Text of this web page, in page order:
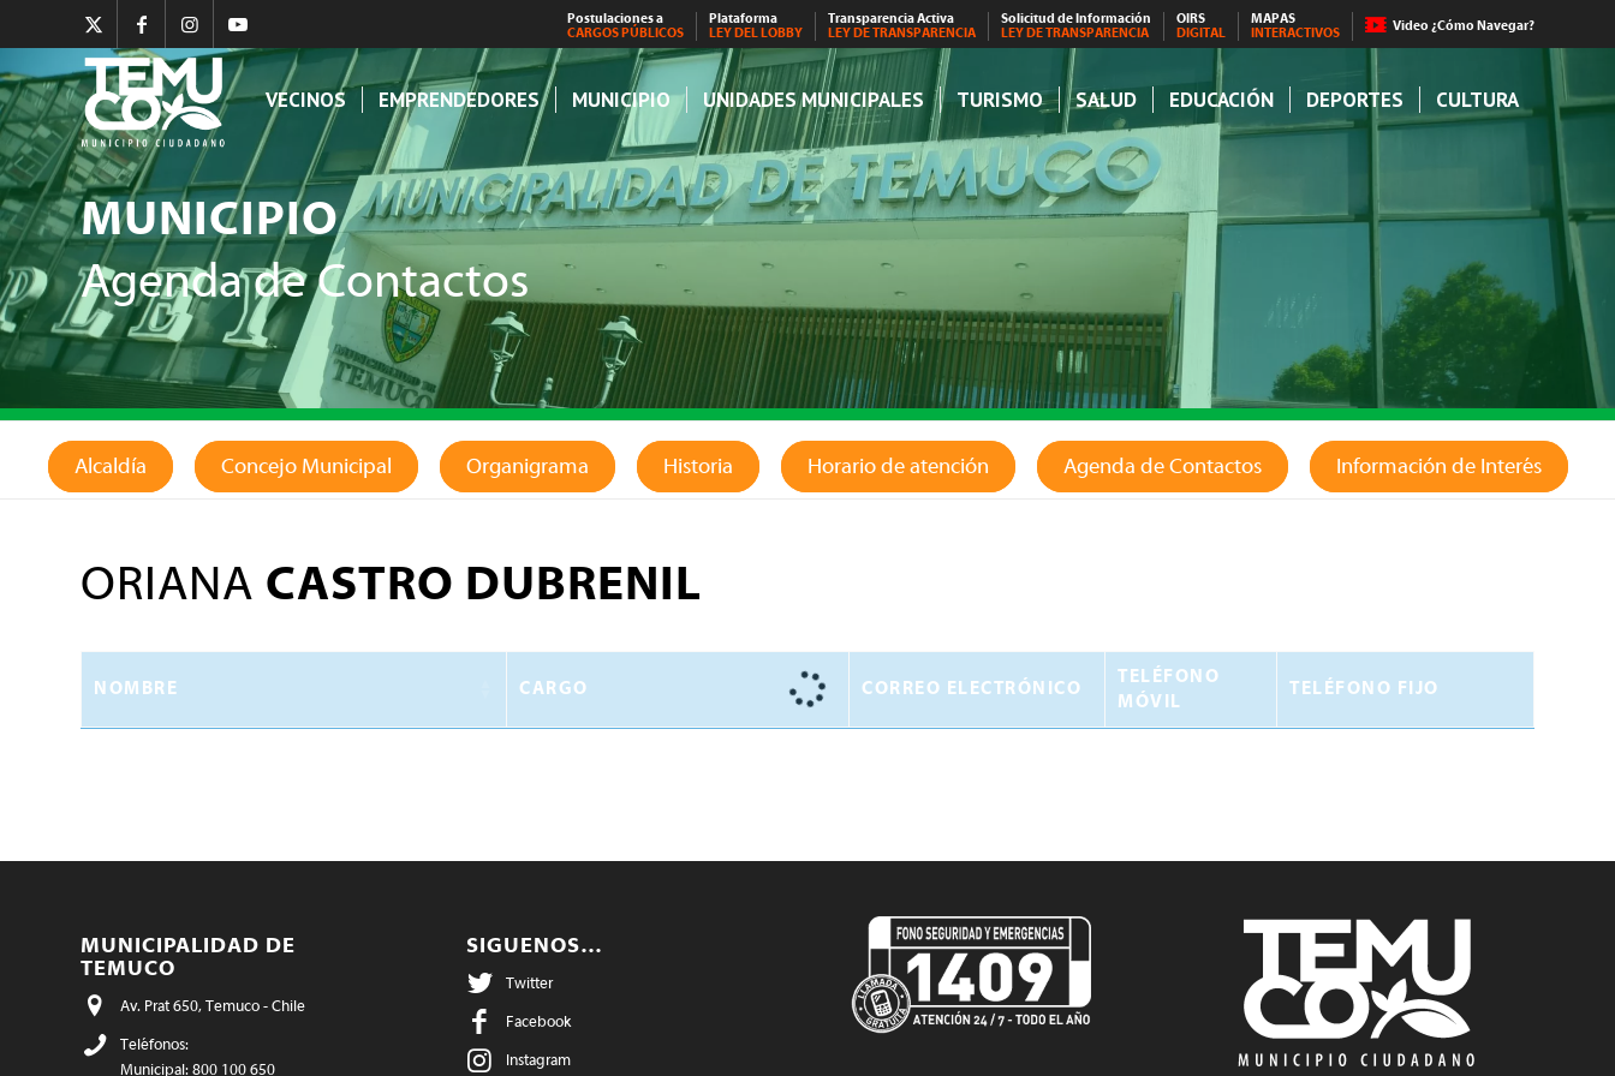
Postulaciones a
CARGOS PÚBLICOS
Plataforma
LEY DEL LOBBY
Transparencia Activa
LEY DE TRANSPARENCIA
Solicitud de Información
LEY DE TRANSPARENCIA
OIRS
DIGITAL
MAPAS
INTERACTIVOS
Video ¿Cómo Navegar?
VECINOS EMPRENDEDORES MUNICIPIO UNIDADES MUNICIPALES TURISMO SALUD EDUCACIÓN DEPORTES CULTURA
MUNICIPIO
Agenda de Contactos
Alcaldía Concejo Municipal Organigrama Historia Horario de atención Agenda de Contactos Información de Interés
ORIANA CASTRO DUBRENIL
NOMBRE CARGO CORREO ELECTRÓNICO
TELÉFONO
MÓVIL
TELÉFONO FIJO
MUNICIPALIDAD DE
TEMUCO
Av. Prat 650, Temuco - Chile
Teléfonos:
Municipal: 800 100 650
SIGUENOS…
Twitter
Facebook
Instagram